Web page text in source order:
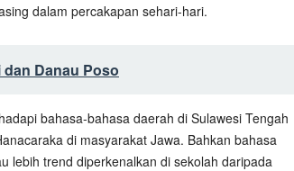
dalam percakapan sehari-hari.
Danau Poso
bahasa-bahasa daerah di Sulawesi Tengah
di masyarakat Jawa. Bahkan bahasa
lebih trend diperkenalkan di sekolah daripada